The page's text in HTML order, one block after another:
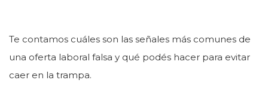
Te contamos cuáles son las señales más comunes de
una oferta laboral falsa y qué podés hacer para evitar
caer en la trampa.